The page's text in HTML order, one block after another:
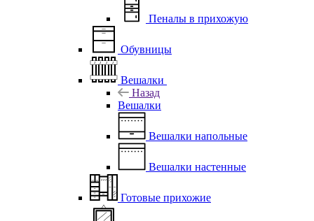
Пеналы в прихожую
Обувницы
Вешалки
Назад
Вешалки
Вешалки напольные
Вешалки настенные
Готовые прихожие